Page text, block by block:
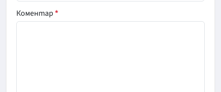
Коментар*